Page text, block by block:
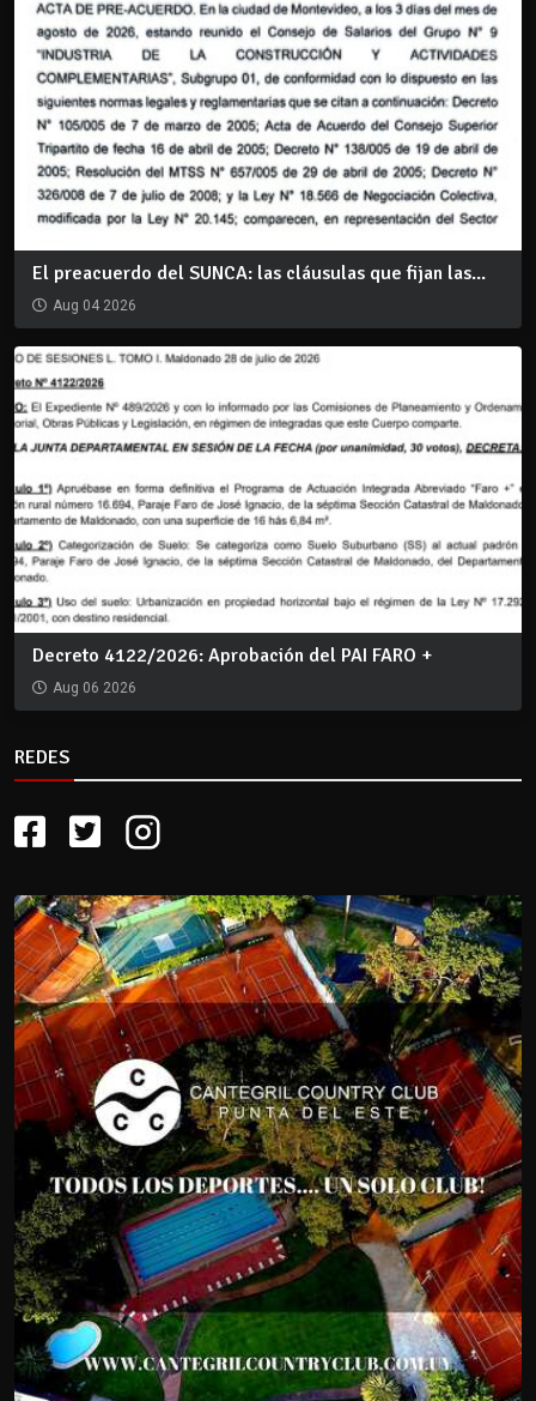
El preacuerdo del SUNCA: las cláusulas que fijan las...
Aug 04 2026
Decreto 4122/2026: Aprobación del PAI FARO +
Aug 06 2026
REDES